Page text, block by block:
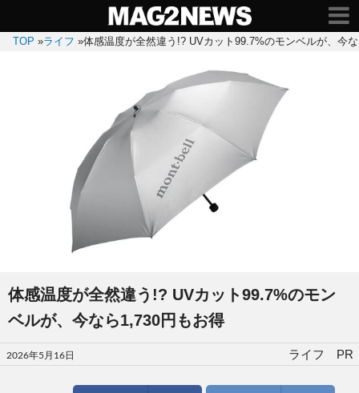
TOP »ライフ »体感温度が全然違う!? UVカット99.7%のモンベルが、今
体感温度が全然違う!? UVカット99.7%のモン
ベルが、今なら1,730円もお得
投
稿
2026年5月16日 ライフ PR